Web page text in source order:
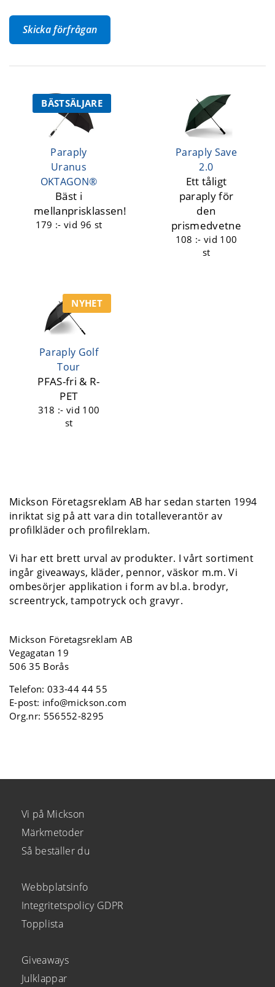
Skicka förfrågan
BÄSTSÄLJARE
Paraply
Uranus
OKTAGON®
Bäst i
mellanprisklassen!
179 :-vid 96 st
Paraply Save
2.0
Ett tåligt
paraply för
den
prismedvetne
108 :- vid 100
st
NYHET
Paraply Golf
Tour
PFAS-fri & R-
PET
318 :- vid 100
st
Mickson Företagsreklam AB har sedan starten 1994
inriktat sig på att vara din totalleverantör av
profilkläder och profilreklam.
Vi har ett brett urval av produkter. I vårt sortiment
ingår giveaways, kläder, pennor, väskor m.m. Vi
ombesörjer applikation i form av bl.a. brodyr,
screentryck, tampotryck och gravyr.
Mickson Företagsreklam AB
Vegagatan 19
506 35 Borås
Telefon:033-44 44 55
E-post: info@mickson.com
Org.nr: 556552-8295
Vi på Mickson
Märkmetoder
Så beställer du
Webbplatsinfo
Integritetspolicy GDPR
Topplista
Giveaways
Julklappar